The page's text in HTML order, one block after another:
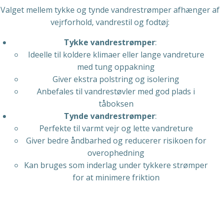
Valget mellem tykke og tynde vandrestrømper afhænger af
vejrforhold, vandrestil og fodtøj:
Tykke vandrestrømper:
Ideelle til koldere klimaer eller lange vandreture
med tung oppakning
Giver ekstra polstring og isolering
Anbefales til vandrestøvler med god plads i
tåboksen
Tynde vandrestrømper:
Perfekte til varmt vejr og lette vandreture
Giver bedre åndbarhed og reducerer risikoen for
overophedning
Kan bruges som inderlag under tykkere strømper
for at minimere friktion